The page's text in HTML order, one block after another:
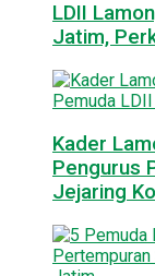
LDII
Jatim,
Kader
Pengurus
Jejaring